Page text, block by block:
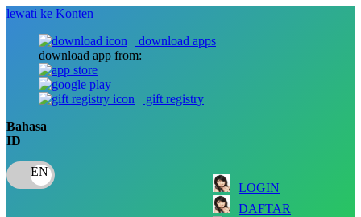
lewati ke Konten
download apps
download app from:
gift registry
Bahasa
ID
LOGIN
DAFTAR